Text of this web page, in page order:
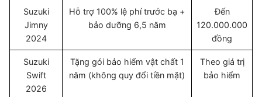
Suzuki
Jimny
2024
Hỗ trợ 100% lệ phí trước bạ +
bảo dưỡng 6,5 năm
Đến
120.000.000
đồng
Suzuki
Swift
2026
Tặng gói bảo hiểm vật chất 1
năm (không quy đổi tiền mặt)
Theo giá trị
bảo hiểm